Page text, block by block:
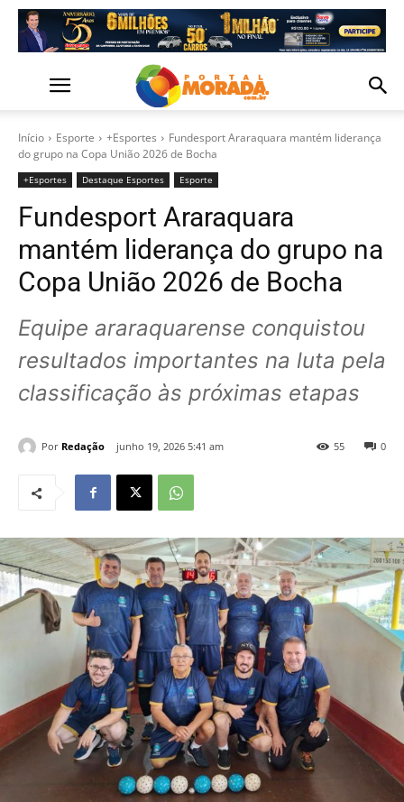
Início Esporte +Esportes
Fundesport Araraquara mantém liderança
do grupo na Copa União 2026 de Bocha
+Esportes Destaque Esportes Esporte
Fundesport Araraquara
mantém liderança do grupo na
Copa União 2026 de Bocha
Equipe araraquarense conquistou
resultados importantes na luta pela
classificação às próximas etapas
Por Redação junho 19, 2026 5:41 am 0
55